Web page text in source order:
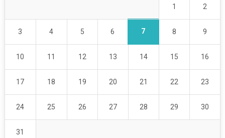
1 2
3 4 5 6 7 8 9
10 11 12 13 14 15 16
17 18 19 20 21 22 23
24 25 26 27 28 29 30
31